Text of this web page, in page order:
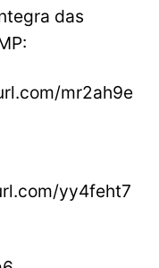
das
mr2ah9e
yy4feht7